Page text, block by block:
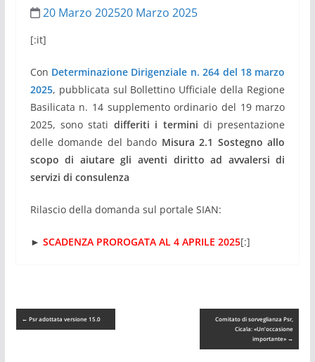
20 Marzo 202520 Marzo 2025
[:it]
Con Determinazione Dirigenziale n. 264 del 18 marzo
2025, pubblicata sul Bollettino Ufficiale della Regione
Basilicata n. 14 supplemento ordinario del 19 marzo
2025, sono stati differiti i termini di presentazione
delle domande del bando Misura 2.1 Sostegno allo
scopo di aiutare gli aventi diritto ad avvalersi di
servizi di consulenza
Rilascio della domanda sul portale SIAN:
► SCADENZA PROROGATA AL 4 APRILE 2025[:]
← Psr adottata versione 15.0
Comitato di sorveglianza Psr,
Cicala: «Un’occasione
importante» →